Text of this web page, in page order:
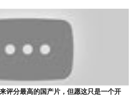
评分最高的国产片，但愿这只是一个开